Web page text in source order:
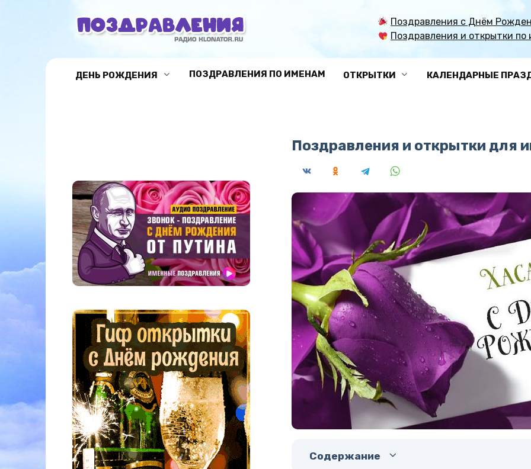
Поздравления с Днём
Поздравления и открытки
ДЕНЬ РОЖДЕНИЯ ПОЗДРАВЛЕНИЯ ПО ИМЕНАМ ОТКРЫТКИ КАЛЕНДАРНЫЕ
Поздравления и открытки для
Содержание